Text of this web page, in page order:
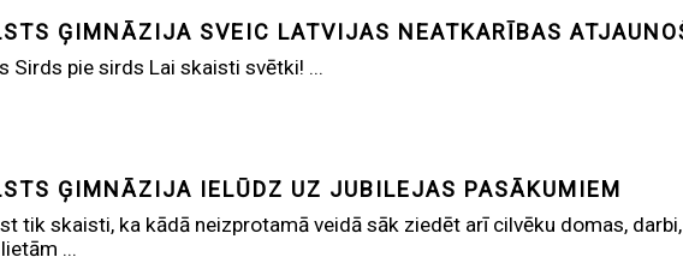
ĢIMNĀZIJA SVEIC LATVIJAS NEATKARĪBAS
Sirds pie sirds Lai skaisti svētki! ...
ĢIMNĀZIJA IELŪDZ UZ JUBILEJAS PASĀKUMIEM
tik skaisti, ka kādā neizprotamā veidā sāk ziedēt arī cilvēku domas,
...